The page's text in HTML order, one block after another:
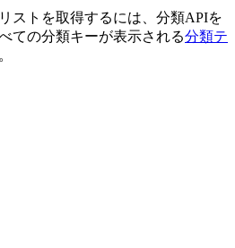
ストを取得するには、分類APIを
ての分類キーが表示される分類テ